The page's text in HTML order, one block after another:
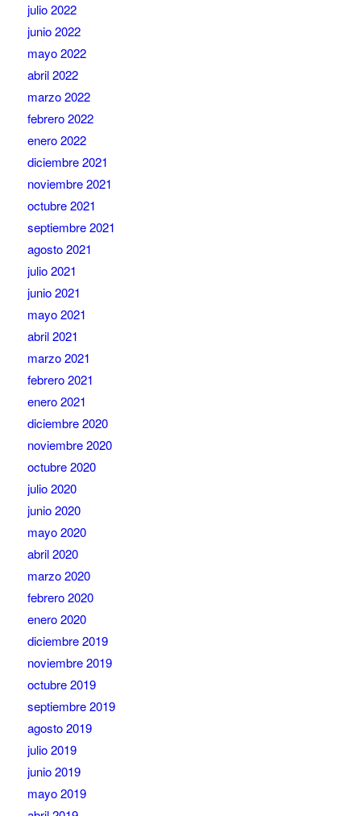
julio 2022
junio 2022
mayo 2022
abril 2022
marzo 2022
febrero 2022
enero 2022
diciembre 2021
noviembre 2021
octubre 2021
septiembre 2021
agosto 2021
julio 2021
junio 2021
mayo 2021
abril 2021
marzo 2021
febrero 2021
enero 2021
diciembre 2020
noviembre 2020
octubre 2020
julio 2020
junio 2020
mayo 2020
abril 2020
marzo 2020
febrero 2020
enero 2020
diciembre 2019
noviembre 2019
octubre 2019
septiembre 2019
agosto 2019
julio 2019
junio 2019
mayo 2019